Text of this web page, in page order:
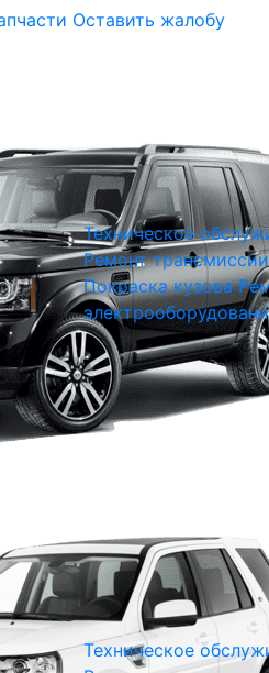
Оставить жалобу
Техническое
Ремонт трансмиссии
Покраска кузова
Техническое